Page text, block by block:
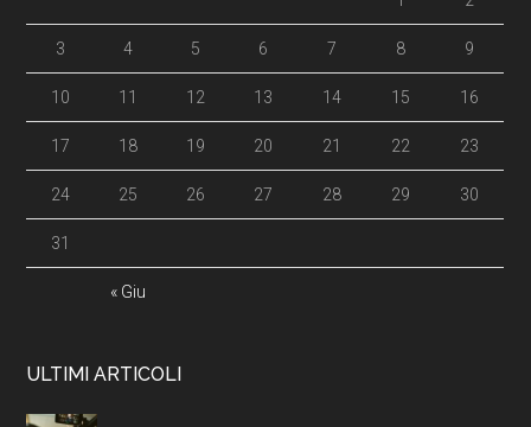
« Giu
3 4 5 6 7 8 9
10 11 12 13 14 15 16
17 18 19 20 21 22 23
24 25 26 27 28 29 30
31
ULTIMI ARTICOLI